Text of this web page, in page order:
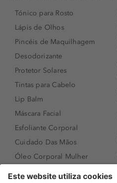
Tónico para Rosto
Lápis de Olhos
Pincéis de Maquilhagem
Desodorizante
Protetor Solares
Tintas para Cabelo
Lip Balm
Máscara Facial
Esfoliante Corporal
Cuidado Das Mãos
Óleo Corporal Mulher